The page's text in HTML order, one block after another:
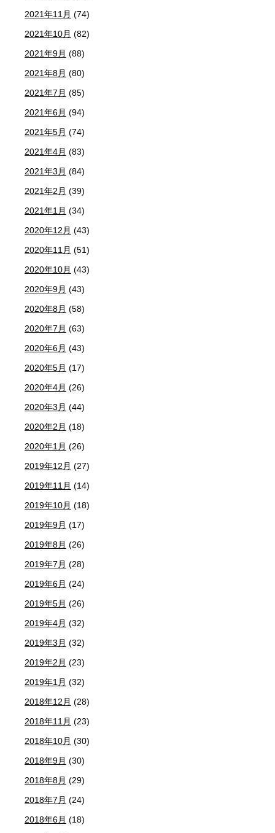
2021年11月 (74)
2021年10月 (82)
2021年9月 (88)
2021年8月 (80)
2021年7月 (85)
2021年6月 (94)
2021年5月 (74)
2021年4月 (83)
2021年3月 (84)
2021年2月 (39)
2021年1月 (34)
2020年12月 (43)
2020年11月 (51)
2020年10月 (43)
2020年9月 (43)
2020年8月 (58)
2020年7月 (63)
2020年6月 (43)
2020年5月 (17)
2020年4月 (26)
2020年3月 (44)
2020年2月 (18)
2020年1月 (26)
2019年12月 (27)
2019年11月 (14)
2019年10月 (18)
2019年9月 (17)
2019年8月 (26)
2019年7月 (28)
2019年6月 (24)
2019年5月 (26)
2019年4月 (32)
2019年3月 (32)
2019年2月 (23)
2019年1月 (32)
2018年12月 (28)
2018年11月 (23)
2018年10月 (30)
2018年9月 (30)
2018年8月 (29)
2018年7月 (24)
2018年6月 (18)